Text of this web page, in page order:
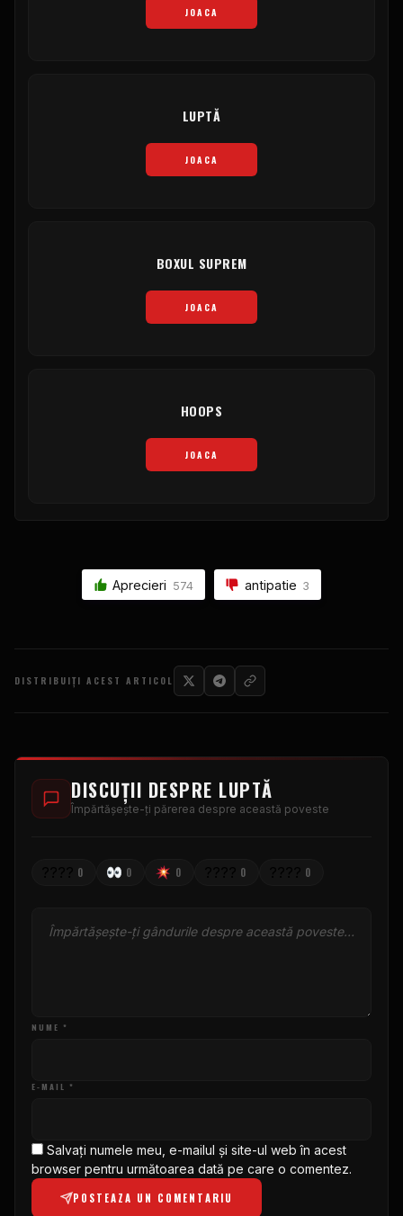
JOACA
LUPTĂ
JOACA
BOXUL SUPREM
JOACA
HOOPS
JOACA
Aprecieri 574 antipatie 3
DISTRIBUIȚI ACEST ARTICOL
DISCUȚII DESPRE LUPTĂ
Împărtășește-ți părerea despre această poveste
0 0 0 0 0
NUME *
E-MAIL *
Salvați numele meu, e-mailul și site-ul web în acest
browser pentru următoarea dată pe care o comentez.
POSTEAZA UN COMENTARIU